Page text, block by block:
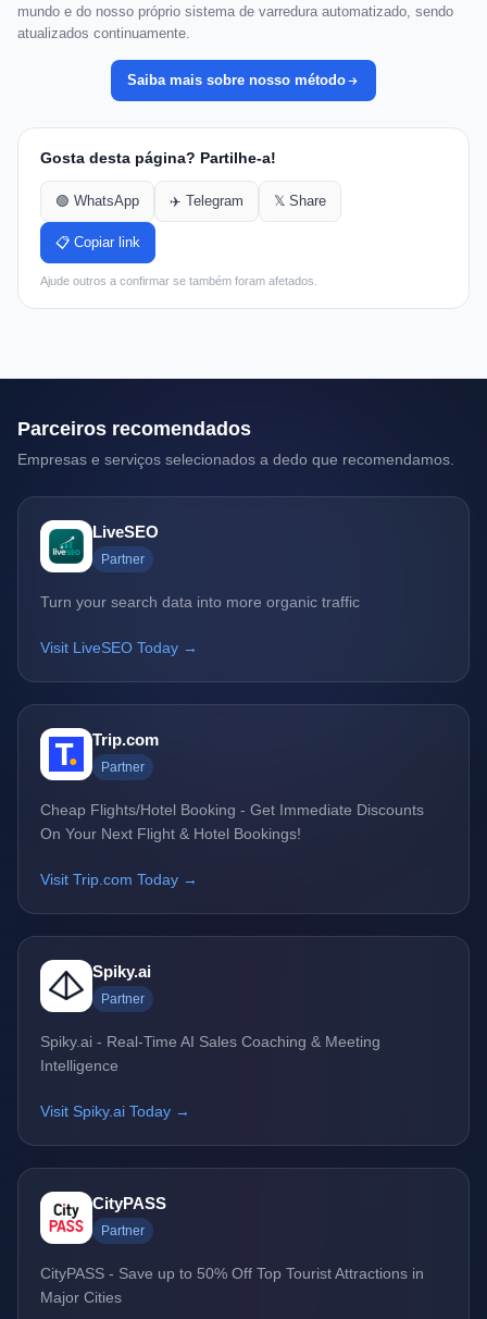
mundo e do nosso próprio sistema de varredura automatizado, sendo
atualizados continuamente.
Saiba mais sobre nosso método
Gosta desta página? Partilhe-a!
🟢 WhatsApp ✈️ Telegram 𝕏 Share
📋 Copiar link
Ajude outros a confirmar se também foram afetados.
Parceiros recomendados
Empresas e serviços selecionados a dedo que recomendamos.
LiveSEO
Partner
Turn your search data into more organic traffic
Visit LiveSEO Today →
Trip.com
Partner
Cheap Flights/Hotel Booking - Get Immediate Discounts
On Your Next Flight & Hotel Bookings!
Visit Trip.com Today →
Spiky.ai
Partner
Spiky.ai - Real-Time AI Sales Coaching & Meeting
Intelligence
Visit Spiky.ai Today →
CityPASS
Partner
CityPASS - Save up to 50% Off Top Tourist Attractions in
Major Cities